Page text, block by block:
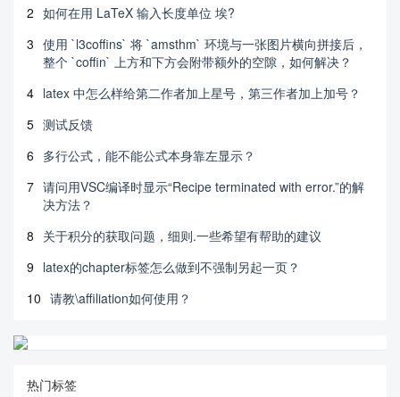
2 如何在用 LaTeX 输入长度单位 埃?
3 使用 `l3coffins` 将 `amsthm` 环境与一张图片横向拼接后，
整个 `coffin` 上方和下方会附带额外的空隙，如何解决？
4 latex 中怎么样给第二作者加上星号，第三作者加上加号？
5 测试反馈
6 多行公式，能不能公式本身靠左显示？
7 请问用VSC编译时显示“Recipe terminated with error.”的解
决方法？
8 关于积分的获取问题，细则.一些希望有帮助的建议
9 latex的chapter标签怎么做到不强制另起一页？
10 请教\affiliation如何使用？
热门标签